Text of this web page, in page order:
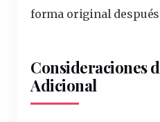
forma original
Consideraciones
Adicional